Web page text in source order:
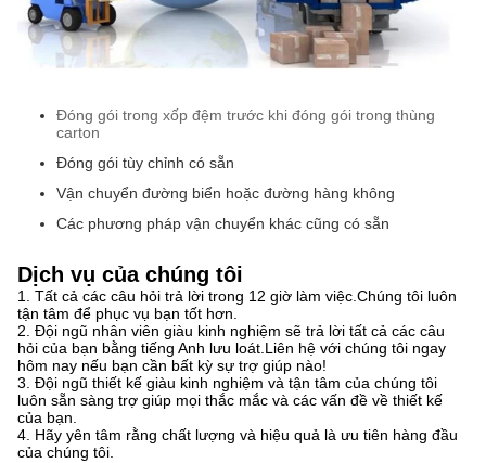
Đóng gói trong xốp đệm trước khi đóng gói trong thùng
carton
Đóng gói tùy chỉnh có sẵn
Vận chuyển đường biển hoặc đường hàng không
Các phương pháp vận chuyển khác cũng có sẵn
Dịch vụ của chúng tôi
1. Tất cả các câu hỏi trả lời trong 12 giờ làm việc.Chúng tôi luôn
tận tâm để phục vụ bạn tốt hơn.
2. Đội ngũ nhân viên giàu kinh nghiệm sẽ trả lời tất cả các câu
hỏi của bạn bằng tiếng Anh lưu loát.Liên hệ với chúng tôi ngay
hôm nay nếu bạn cần bất kỳ sự trợ giúp nào!
3. Đội ngũ thiết kế giàu kinh nghiệm và tận tâm của chúng tôi
luôn sẵn sàng trợ giúp mọi thắc mắc và các vấn đề về thiết kế
của bạn.
4. Hãy yên tâm rằng chất lượng và hiệu quả là ưu tiên hàng đầu
của chúng tôi.